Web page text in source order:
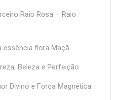
Raio Rosa – Raio
essência flora Maçã
Beleza e Perfeição
Divino e Força Magnética